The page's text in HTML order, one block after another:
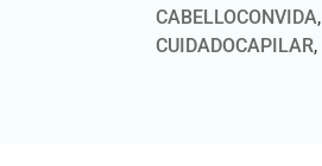
CABELLOCONVIDA,
CUIDADOCAPILAR,